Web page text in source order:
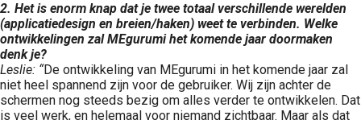
2. Het is enorm knap dat je twee totaal verschillende werelden
(applicatiedesign en breien/haken) weet te verbinden. Welke
ontwikkelingen zal MEgurumi het komende jaar doormaken
denk je?
Leslie: “De ontwikkeling van MEgurumi in het komende jaar zal
niet heel spannend zijn voor de gebruiker. Wij zijn achter de
schermen nog steeds bezig om alles verder te ontwikkelen. Dat
is veel werk, en helemaal voor niemand zichtbaar. Maar als dat